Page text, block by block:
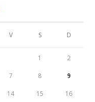
V S D
1 2
7 8 9
14 15 16